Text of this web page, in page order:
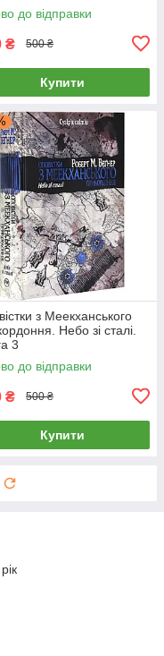
до відправки
₴ 500 ₴
Купити
з Меекханського
Небо зі сталі.
3
до відправки
₴ 500 ₴
Купити